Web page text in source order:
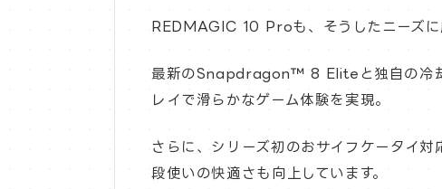
REDMAGIC 10 Proも、そうしたニーズに
最新のSnapdragon™ 8 Eliteと独自の冷
レイで滑らかなゲーム体験を実現。
さらに、シリーズ初のおサイフケータイ
段使いの快適さも向上しています。